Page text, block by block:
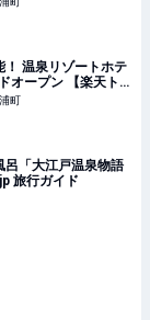
！ 温泉リゾートホテ
オープン 【楽天トラ
町
呂「大江戸温泉物語
旅行ガイド